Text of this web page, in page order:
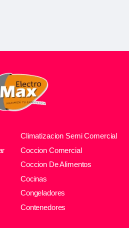
Climatizacion Semi Comercial
Coccion Comercial
Coccion De Alimentos
Cocinas
Congeladores
Contenedores